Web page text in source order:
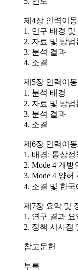
제4장 인력이
1. 연구 배경 및
2. 자료 및 방법
3. 분석 결과
4. 소결
제5장 인력이
1. 분석 배경
2. 자료 및 방법
3. 분석 결과
4. 소결
제6장 인력이
1. 배경: 통상
2. Mode 4 개
3. Mode 4 양허
4. 소결 및 한국
제7장 요약 및
1. 연구 결과 요
2. 정책 시사점
참고문헌
부록